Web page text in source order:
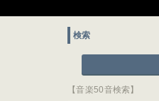
検索
【音楽50音検索】